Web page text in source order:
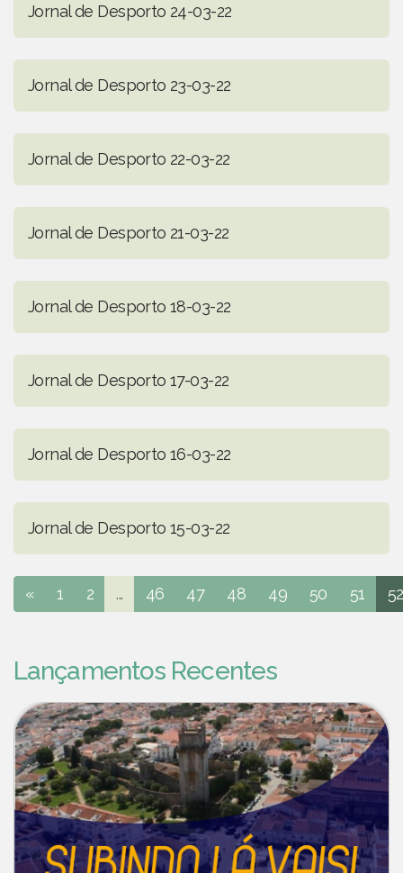
Jornal de Desporto 24-03-22
Jornal de Desporto 23-03-22
Jornal de Desporto 22-03-22
Jornal de Desporto 21-03-22
Jornal de Desporto 18-03-22
Jornal de Desporto 17-03-22
Jornal de Desporto 16-03-22
Jornal de Desporto 15-03-22
« 1 2 ... 46 47 48 49 50 51 52
Lançamentos Recentes